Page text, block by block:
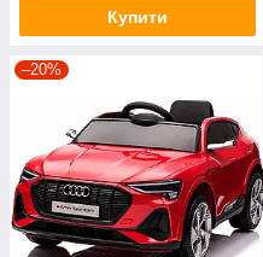
Купити
–20%